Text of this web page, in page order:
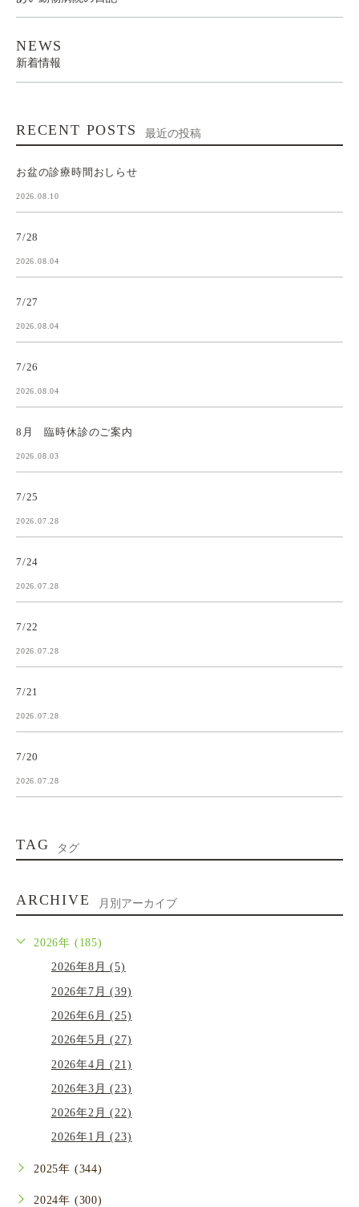
NEWS
新着情報
RECENT POSTS 最近の投稿
お盆の診療時間おしらせ
2026.08.10
7/28
2026.08.04
7/27
2026.08.04
7/26
2026.08.04
8月 臨時休診のご案内
2026.08.03
7/25
2026.07.28
7/24
2026.07.28
7/22
2026.07.28
7/21
2026.07.28
7/20
2026.07.28
TAG タグ
ARCHIVE 月別アーカイブ
2026年 (185)
2026年8月 (5)
2026年7月 (39)
2026年6月 (25)
2026年5月 (27)
2026年4月 (21)
2026年3月 (23)
2026年2月 (22)
2026年1月 (23)
2025年 (344)
2024年 (300)